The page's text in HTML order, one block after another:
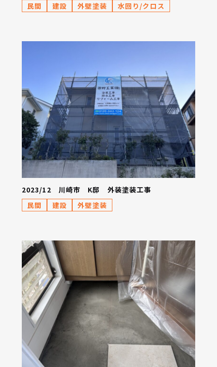
民間
建設 外壁塗装 水回り/クロス
2023/12 川崎市 K邸 外装塗装工事
民間
建設 外壁塗装